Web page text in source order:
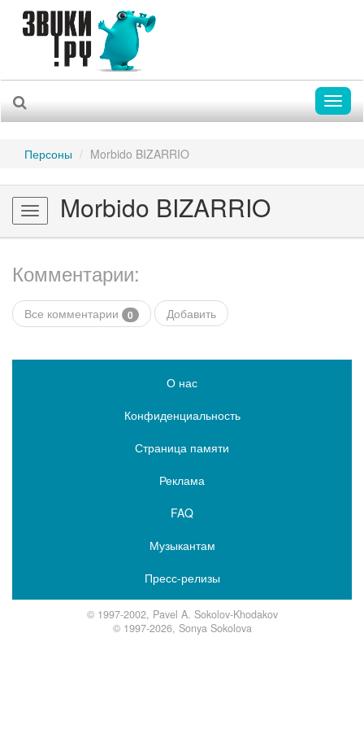
Персоны Morbido BIZARRIO
Toggle
navigation
Morbido BIZARRIO
Комментарии:
Все комментарии 0 Добавить
О нас
Конфиденциальность
Страница памяти
Реклама
FAQ
Музыкантам
Пресс-релизы
© 1997-2002, Pavel A. Sokolov-Khodakov
© 1997-2026, Sonya Sokolova